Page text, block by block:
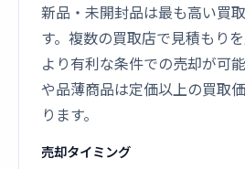
新品・未開封品は最も高い買
す。複数の買取店で見積もりを
より有利な条件での売却が可
や品薄商品は定価以上の買取
ります。
売却タイミング